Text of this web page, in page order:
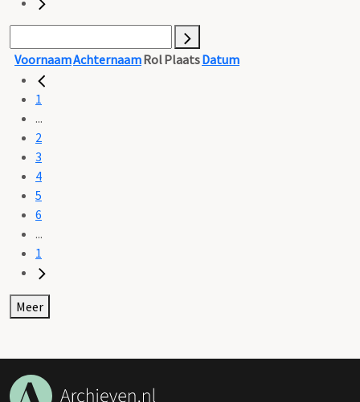
VoornaamAchternaamRolPlaatsDatum
1
...
2
3
4
5
6
...
1
Meer